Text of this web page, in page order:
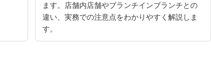
ます。店舗内店舗やブランチインブランチとの
違い、実務での注意点をわかりやすく解説しま
す。